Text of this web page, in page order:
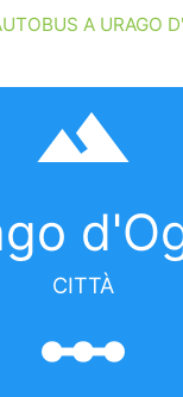
A URAGO
filter_hdr
CITTÀ
linear_scale